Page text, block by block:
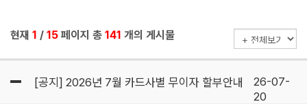
현재 1 / 15 페이지 총 141 개의 게시물
[공지] 2026년 7월 카드사별 무이자 할부안내
26-07-
20